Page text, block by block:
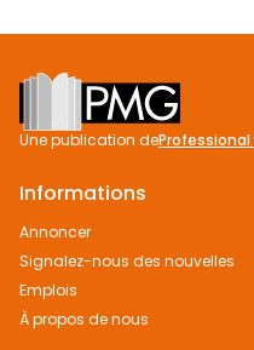
Footer
Une publication deProfessional
Informations
Annoncer
Signalez-nous des nouvelles
Emplois
À propos de nous